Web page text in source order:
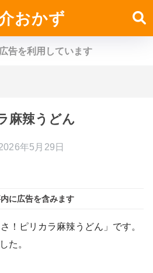
おかず
告を利用しています
麻辣うどん
年5月29日
に広告を含みます
！ピリカラ麻辣うどん」です。
た。